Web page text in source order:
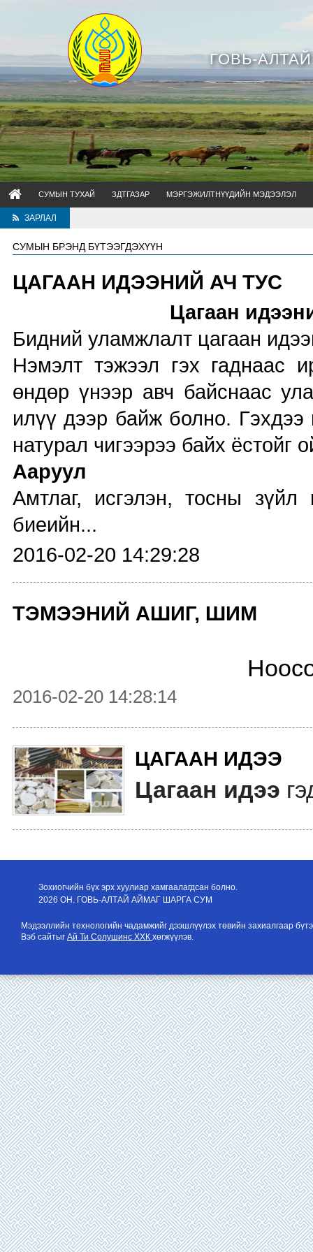
ГОВЬ-
СУМЫН ТУХАЙ ЗДТГАЗАР МЭРГЭЖИЛТНҮҮДИЙН МЭДЭЭЛЭЛ
ЗАРЛАЛ
СУМЫН БРЭНД БҮТЭЭГДЭХҮҮН
ЦАГААН ИДЭЭНИЙ АЧ ТУС
Цагаан
Бидний уламжлалт цагаан
Нэмэлт тэжээл гэх гаднаас
өндөр үнээр авч байснаас
илүү дээр байж болно. Гэхдээ
натурал чигээрээ байх ёстойг
Ааруул
Амтлаг, исгэлэн, тосны
биеийн...
2016-02-20 14:29:28
ТЭМЭЭНИЙ АШИГ, ШИМ
2016-02-20 14:28:14
ЦАГААН ИДЭЭ
Цагаан идээ
Зохиогчийн бүх эрх хуулиар хамгаалагдсан болно.
2026 ОН. ГОВЬ-АЛТАЙ АЙМАГ ШАРГА СУМ
Мэдээллийн технологийн чадамжийг дээшлүүлэх төвийн захиалгаар
Вэб сайтыг Ай Ти Солушинс ХХК хөгжүүлэв.